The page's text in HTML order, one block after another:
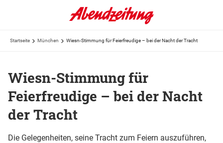
Startseite München Wiesn-Stimmung für Feierfreudige – bei der Nacht der Tracht
Wiesn-Stimmung für
Feierfreudige – bei der Nacht
der Tracht
Die Gelegenheiten, seine Tracht zum Feiern auszuführen,